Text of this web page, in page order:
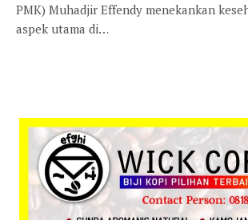
PMK) Muhadjir Effendy menekankan
aspek utama di…